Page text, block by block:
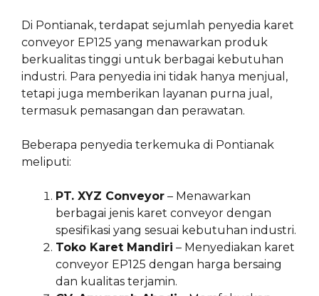
Di Pontianak, terdapat sejumlah penyedia karet
conveyor EP125 yang menawarkan produk
berkualitas tinggi untuk berbagai kebutuhan
industri. Para penyedia ini tidak hanya menjual,
tetapi juga memberikan layanan purna jual,
termasuk pemasangan dan perawatan.
Beberapa penyedia terkemuka di Pontianak
meliputi:
PT. XYZ Conveyor – Menawarkan
berbagai jenis karet conveyor dengan
spesifikasi yang sesuai kebutuhan industri.
Toko Karet Mandiri – Menyediakan karet
conveyor EP125 dengan harga bersaing
dan kualitas terjamin.